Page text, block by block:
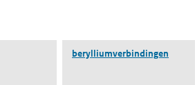
berylliumverbindingen